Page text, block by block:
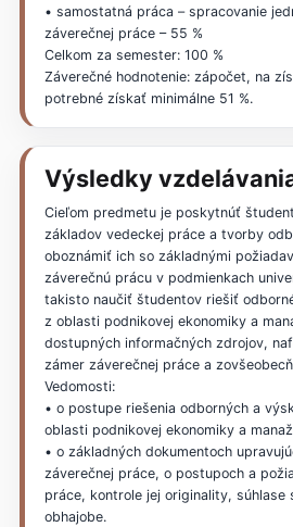
• samostatná práca – spracovanie
záverečnej práce – 55 %
Celkom za semester: 100 %
Záverečné hodnotenie: zápočet, na
potrebné získať minimálne 51 %.
Výsledky
Cieľom predmetu je poskytnúť
základov vedeckej práce a tvorby
oboznámiť ich so základnými
záverečnú prácu v podmienkach
takisto naučiť študentov riešiť
z oblasti podnikovej ekonomiky a
dostupných informačných zdrojov,
zámer záverečnej práce a
Vedomosti:
• o postupe riešenia odborných a
oblasti podnikovej ekonomiky a
• o základných dokumentoch
záverečnej práce, o postupoch a
práce, kontrole jej originality, súhlase
obhajobe.